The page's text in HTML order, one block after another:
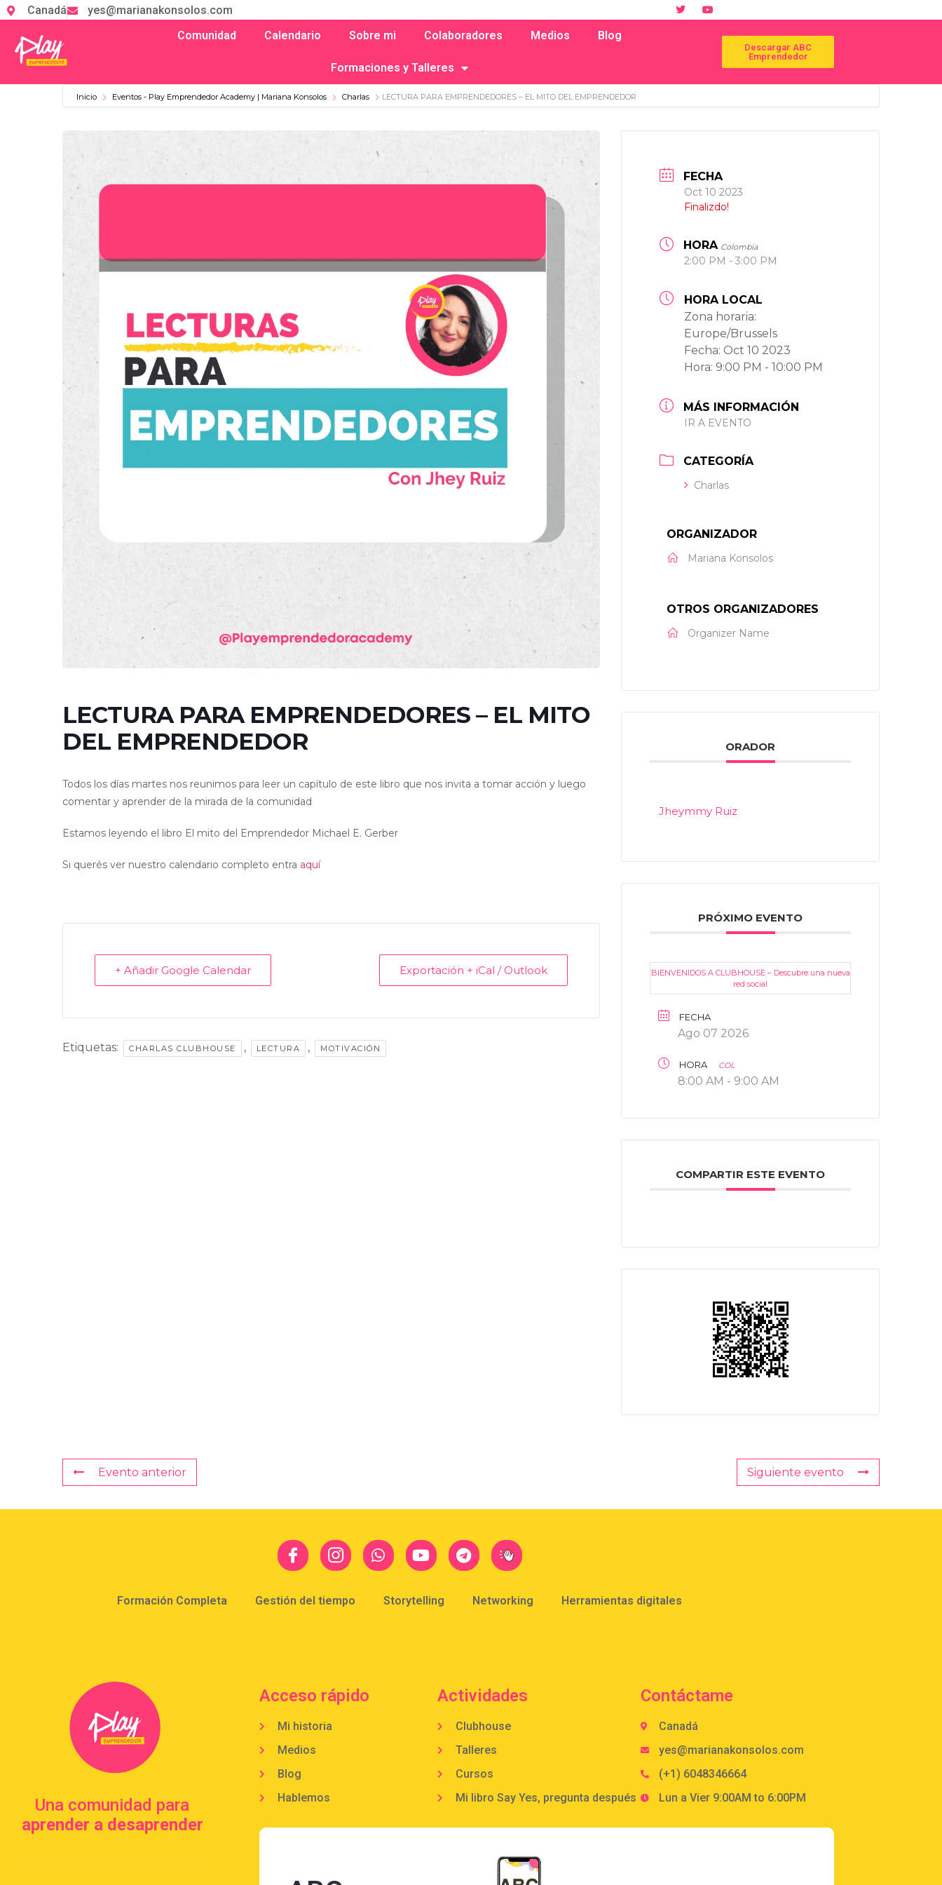
Canadá
yes@marianakonsolos.com
Comunidad
Calendario Sobre mi Colaboradores Medios Blog
Formaciones y Talleres
Descargar ABC
Emprendedor
Inicio Eventos - Play Emprendedor Academy | Mariana Konsolos Charlas LECTURA PARA EMPRENDEDORES – EL MITO DEL EMPRENDEDOR
LECTURA PARA EMPRENDEDORES – EL MITO
DEL EMPRENDEDOR
Todos los días martes nos reunimos para leer un capítulo de este libro que nos invita a tomar acción y luego
comentar y aprender de la mirada de la comunidad
Estamos leyendo el libro El mito del Emprendedor Michael E. Gerber
Si querés ver nuestro calendario completo entra aquí
+ Añadir Google Calendar Exportación + iCal / Outlook
Etiquetas: CHARLAS CLUBHOUSE , LECTURA , MOTIVACIÓN
FECHA
Oct 10 2023
Finalizdo!
HORA Colombia
2:00 PM - 3:00 PM
HORA LOCAL
Zona horaria:
Europe/Brussels
Fecha: Oct 10 2023
Hora: 9:00 PM - 10:00 PM
MÁS INFORMACIÓN
IR A EVENTO
CATEGORÍA
Charlas
ORGANIZADOR
Mariana Konsolos
OTROS ORGANIZADORES
Organizer Name
ORADOR
Jheymmy Ruiz
PRÓXIMO EVENTO
BIENVENIDOS A CLUBHOUSE – Descubre una nueva
red social
FECHA
Ago 07 2026
HORA COL
8:00 AM - 9:00 AM
COMPARTIR ESTE EVENTO
Evento anterior Siguiente evento
Formación Completa Gestión del tiempo Storytelling Networking Herramientas digitales
Una comunidad para
aprender a desaprender
Acceso rápido
Mi historia
Medios
Blog
Hablemos
Actividades
Clubhouse
Talleres
Cursos
Mi libro Say Yes, pregunta después
Contáctame
Canadá
yes@marianakonsolos.com
(+1) 6048346664
Lun a Vier 9:00AM to 6:00PM